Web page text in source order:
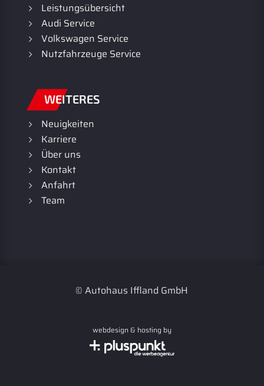
Leistungsübersicht
Audi Service
Volkswagen Service
Nutzfahrzeuge Service
WEITERES
Neuigkeiten
Karriere
Über uns
Kontakt
Anfahrt
Team
© Autohaus Iffland GmbH
webdesign & hosting by